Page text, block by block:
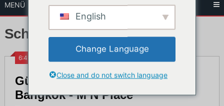
MENÜ
Schlagwort:M N Ort
6:49 p.m.
Günstige Wohnungen in
Bangkok - M N Place
English
Change Language
Close and do not switch language